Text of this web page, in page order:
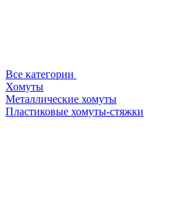
Все категории
Хомуты
Металлические хомуты
Пластиковые хомуты-стяжки